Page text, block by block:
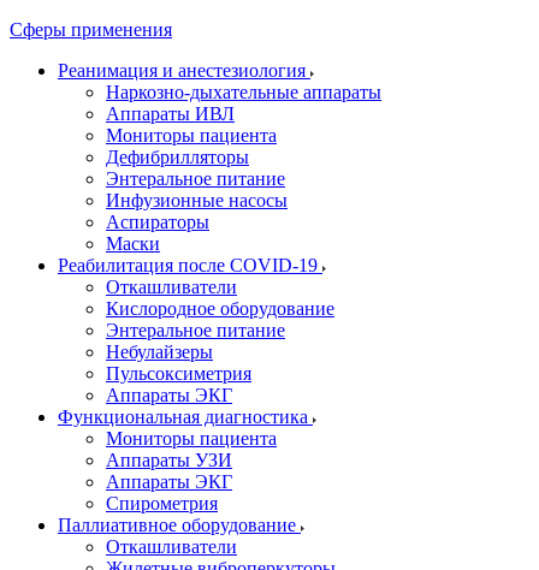
Сферы применения
Реанимация и анестезиология
Наркозно-дыхательные аппараты
Аппараты ИВЛ
Мониторы пациента
Дефибрилляторы
Энтеральное питание
Инфузионные насосы
Аспираторы
Маски
Реабилитация после COVID-19
Откашливатели
Кислородное оборудование
Энтеральное питание
Небулайзеры
Пульсоксиметрия
Аппараты ЭКГ
Функциональная диагностика
Мониторы пациента
Аппараты УЗИ
Аппараты ЭКГ
Спирометрия
Паллиативное оборудование
Откашливатели